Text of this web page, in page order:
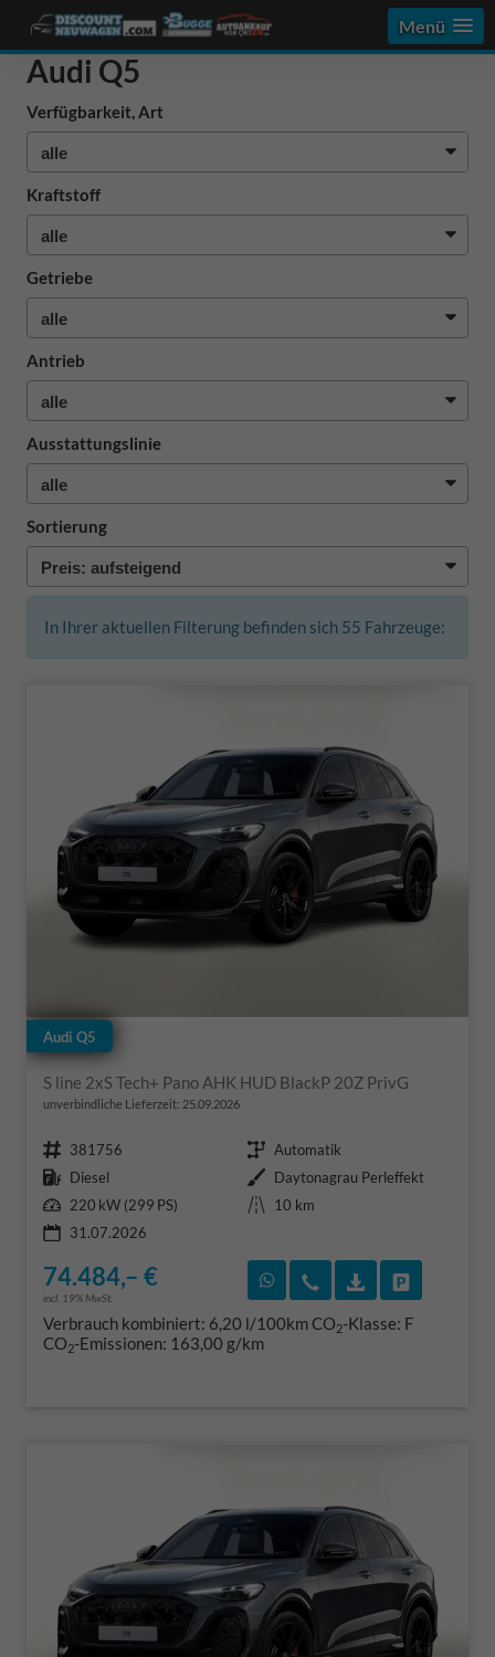
Menü
Audi Q5
Verfügbarkeit, Art
Kraftstoff
Getriebe
Antrieb
Ausstattungslinie
Sortierung
In Ihrer aktuellen Filterung befinden sich 55 Fahrzeuge:
Audi Q5
S line 2xS Tech+ Pano AHK HUD BlackP 20Z PrivG
unverbindliche Lieferzeit: 25.09.2026
Fahrzeugnr. 381756 Getriebe Automatik
Kraftstoff Diesel Außenfarbe Daytonagrau Perleffekt
Leistung 220 kW (299 PS) Kilometerstand
10 km
31.07.2026
74.484,– €
incl. 19% MwSt.
Rückruf vereinbaren
Wir rufen Sie an
Verbrauch kombiniert: 6,20 l/100kmCO2-Klasse: F
CO2-Emissionen: 163,00 g/km